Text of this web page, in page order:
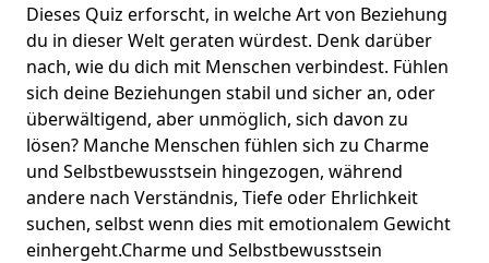
Dieses Quiz erforscht, in welche Art von Beziehung
du in dieser Welt geraten würdest. Denk darüber
nach, wie du dich mit Menschen verbindest. Fühlen
sich deine Beziehungen stabil und sicher an, oder
überwältigend, aber unmöglich, sich davon zu
lösen? Manche Menschen fühlen sich zu Charme
und Selbstbewusstsein hingezogen, während
andere nach Verständnis, Tiefe oder Ehrlichkeit
suchen, selbst wenn dies mit emotionalem Gewicht
einhergeht.Charme und Selbstbewusstsein